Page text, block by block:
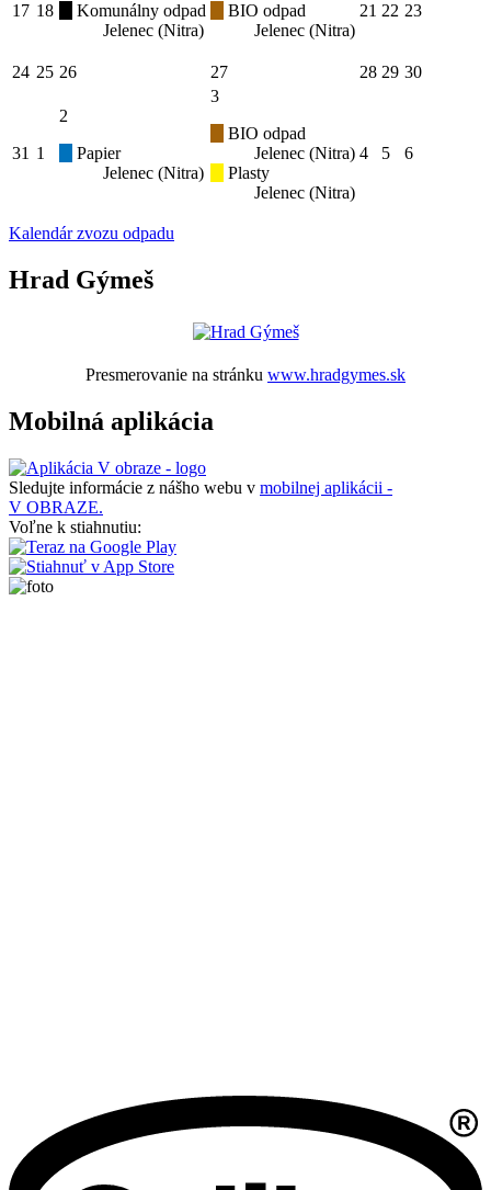
17 18
Komunálny odpad
Jelenec (Nitra)
BIO odpad
Jelenec (Nitra)
21 22 23
24 25 26 27 28 29 30
31 1
2
Papier
Jelenec (Nitra)
3
BIO odpad
Jelenec (Nitra)
Plasty
Jelenec (Nitra)
4 5 6
Kalendár zvozu odpadu
Hrad Gýmeš
Presmerovanie na stránku www.hradgymes.sk
Mobilná aplikácia
Sledujte informácie z nášho webu v mobilnej aplikácii -
V OBRAZE.
Voľne k stiahnutiu: